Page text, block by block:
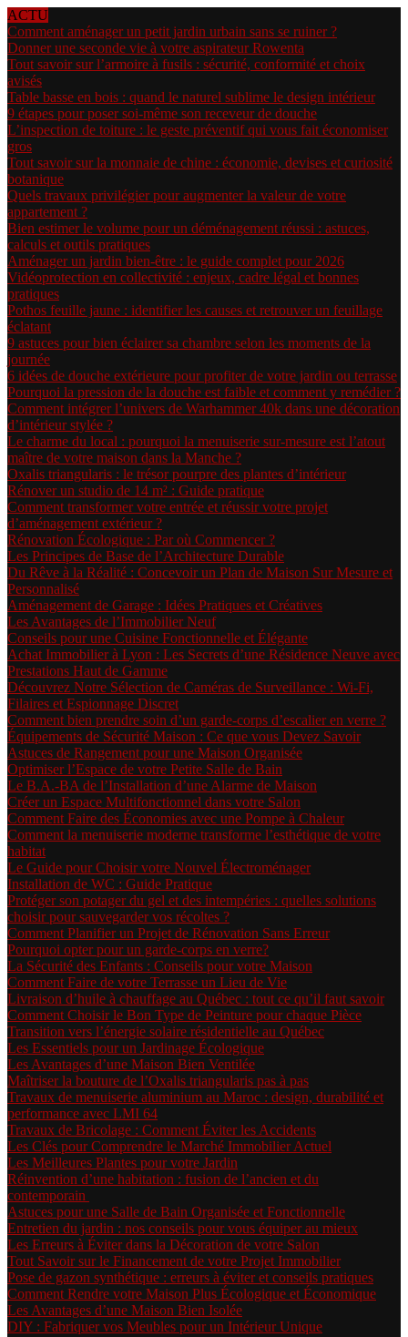
ACTU
Comment aménager un petit jardin urbain sans se ruiner ?
Donner une seconde vie à votre aspirateur Rowenta
Tout savoir sur l’armoire à fusils : sécurité, conformité et choix
avisés
Table basse en bois : quand le naturel sublime le design intérieur
9 étapes pour poser soi-même son receveur de douche
L’inspection de toiture : le geste préventif qui vous fait économiser
gros
Tout savoir sur la monnaie de chine : économie, devises et curiosité
botanique
Quels travaux privilégier pour augmenter la valeur de votre
appartement ?
Bien estimer le volume pour un déménagement réussi : astuces,
calculs et outils pratiques
Aménager un jardin bien-être : le guide complet pour 2026
Vidéoprotection en collectivité : enjeux, cadre légal et bonnes
pratiques
Pothos feuille jaune : identifier les causes et retrouver un feuillage
éclatant
9 astuces pour bien éclairer sa chambre selon les moments de la
journée
6 idées de douche extérieure pour profiter de votre jardin ou terrasse
Pourquoi la pression de la douche est faible et comment y remédier ?
Comment intégrer l’univers de Warhammer 40k dans une décoration
d’intérieur stylée ?
Le charme du local : pourquoi la menuiserie sur-mesure est l’atout
maître de votre maison dans la Manche ?
Oxalis triangularis : le trésor pourpre des plantes d’intérieur
Rénover un studio de 14 m² : Guide pratique
Comment transformer votre entrée et réussir votre projet
d’aménagement extérieur ?
Rénovation Écologique : Par où Commencer ?
Les Principes de Base de l’Architecture Durable
Du Rêve à la Réalité : Concevoir un Plan de Maison Sur Mesure et
Personnalisé
Aménagement de Garage : Idées Pratiques et Créatives
Les Avantages de l’Immobilier Neuf
Conseils pour une Cuisine Fonctionnelle et Élégante
Achat Immobilier à Lyon : Les Secrets d’une Résidence Neuve avec
Prestations Haut de Gamme
Découvrez Notre Sélection de Caméras de Surveillance : Wi-Fi,
Filaires et Espionnage Discret
Comment bien prendre soin d’un garde-corps d’escalier en verre ?
Équipements de Sécurité Maison : Ce que vous Devez Savoir
Astuces de Rangement pour une Maison Organisée
Optimiser l’Espace de votre Petite Salle de Bain
Le B.A.-BA de l’Installation d’une Alarme de Maison
Créer un Espace Multifonctionnel dans votre Salon
Comment Faire des Économies avec une Pompe à Chaleur
Comment la menuiserie moderne transforme l’esthétique de votre
habitat
Le Guide pour Choisir votre Nouvel Électroménager
Installation de WC : Guide Pratique
Protéger son potager du gel et des intempéries : quelles solutions
choisir pour sauvegarder vos récoltes ?
Comment Planifier un Projet de Rénovation Sans Erreur
Pourquoi opter pour un garde-corps en verre?
La Sécurité des Enfants : Conseils pour votre Maison
Comment Faire de votre Terrasse un Lieu de Vie
Livraison d’huile à chauffage au Québec : tout ce qu’il faut savoir
Comment Choisir le Bon Type de Peinture pour chaque Pièce
Transition vers l’énergie solaire résidentielle au Québec
Les Essentiels pour un Jardinage Écologique
Les Avantages d’une Maison Bien Ventilée
Maîtriser la bouture de l’Oxalis triangularis pas à pas
Travaux de menuiserie aluminium au Maroc : design, durabilité et
performance avec LMI 64
Travaux de Bricolage : Comment Éviter les Accidents
Les Clés pour Comprendre le Marché Immobilier Actuel
Les Meilleures Plantes pour votre Jardin
Réinvention d’une habitation : fusion de l’ancien et du
contemporain
Astuces pour une Salle de Bain Organisée et Fonctionnelle
Entretien du jardin : nos conseils pour vous équiper au mieux
Les Erreurs à Éviter dans la Décoration de votre Salon
Tout Savoir sur le Financement de votre Projet Immobilier
Pose de gazon synthétique : erreurs à éviter et conseils pratiques
Comment Rendre votre Maison Plus Écologique et Économique
Les Avantages d’une Maison Bien Isolée
DIY : Fabriquer vos Meubles pour un Intérieur Unique